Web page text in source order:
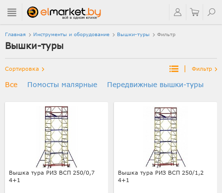
Главная Инструменты и оборудование Вышки-туры Фильтр
Вышки-туры
Сортировка | Фильтр
Все Помосты малярные Передвижные вышки-туры
Вышка тура РИЗ ВСП 250/0,7
4+1
Вышка тура РИЗ ВСП 250/1,2
4+1